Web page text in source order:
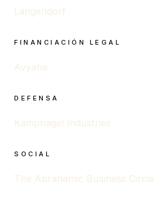
Langendorf
FINANCIACIÓN LEGAL
Avyana
DEFENSA
Kampnagel Industries
SOCIAL
The Abrahamic Business Circle